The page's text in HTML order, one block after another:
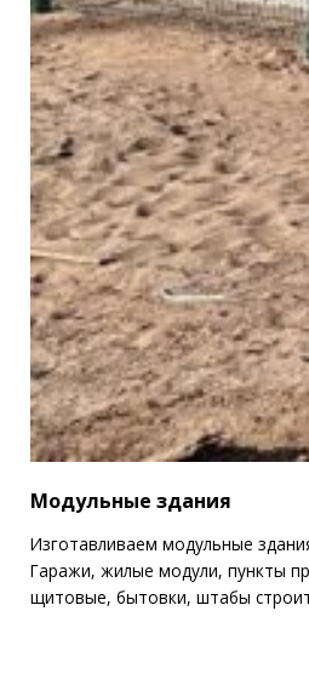
Модульные здания
Изготавливаем модульные
Гаражи, жилые модули, пункты
щитовые, бытовки, штабы